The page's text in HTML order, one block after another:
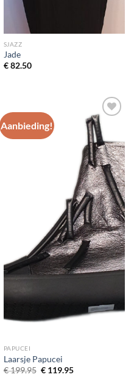
SJAZZ
Jade
€82.50
Aanbieding!
Toevoegen
aan
wenslijst
PAPUCEI
Laarsje Papucei
€199.95 Oorspronkelijke
€119.95Huidige